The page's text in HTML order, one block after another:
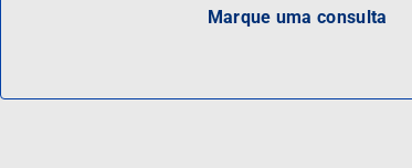
Marque uma consulta